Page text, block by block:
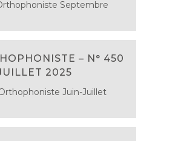
Septembre
– N° 450
2025
Juin-Juillet